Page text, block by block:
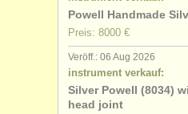
Powell Handmade
Preis: 8000 €
Veröff.: 06 Aug 2026
instrument verkauf:
Silver Powell (8034)
head joint